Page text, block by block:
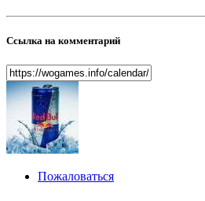
Ссылка на комментарий
Пожаловаться